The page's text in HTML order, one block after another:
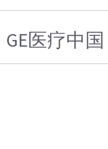
GE医疗中国